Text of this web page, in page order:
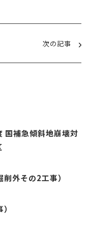
次の記事
国補急傾斜地崩壊対
外その2工事）